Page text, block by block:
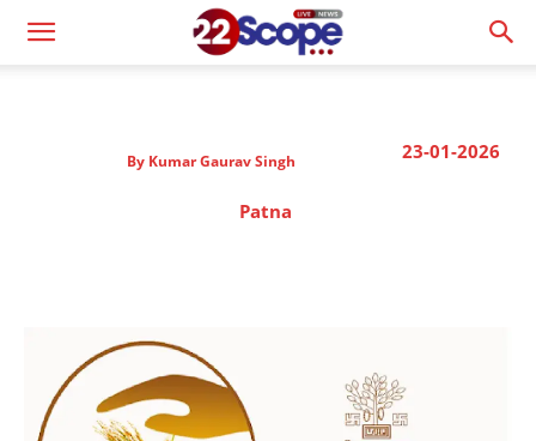
23-01-2026
By Kumar Gaurav Singh
Patna